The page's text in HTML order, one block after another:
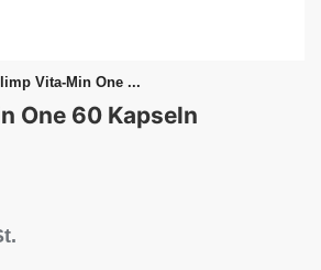
Vita-Min One ...
One 60 Kapseln